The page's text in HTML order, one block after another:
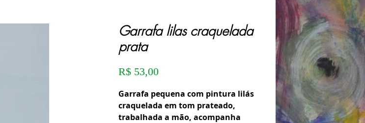
Garrafa lilas craquelada
prata
R$ 53,00Preço
Garrafa pequena com pintura lilás
craquelada em tom prateado,
trabalhada a mão, acompanha